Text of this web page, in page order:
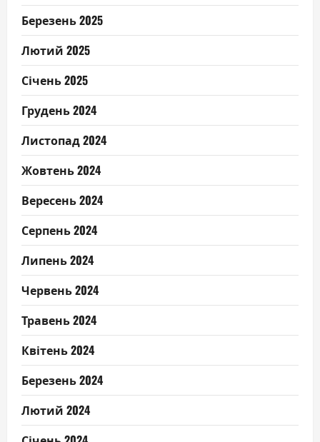
Березень 2025
Лютий 2025
Січень 2025
Грудень 2024
Листопад 2024
Жовтень 2024
Вересень 2024
Серпень 2024
Липень 2024
Червень 2024
Травень 2024
Квітень 2024
Березень 2024
Лютий 2024